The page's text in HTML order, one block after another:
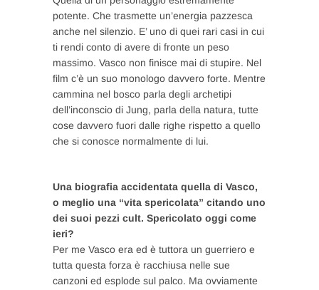
potente. Che trasmette un’energia pazzesca
anche nel silenzio. E’ uno di quei rari casi in cui
ti rendi conto di avere di fronte un peso
massimo. Vasco non finisce mai di stupire. Nel
film c’è un suo monologo davvero forte. Mentre
cammina nel bosco parla degli archetipi
dell’inconscio di Jung, parla della natura, tutte
cose davvero fuori dalle righe rispetto a quello
che si conosce normalmente di lui.
Una biografia accidentata quella di Vasco,
o meglio una “vita spericolata” citando uno
dei suoi pezzi cult. Spericolato oggi come
ieri?
Per me Vasco era ed è tuttora un guerriero e
tutta questa forza è racchiusa nelle sue
canzoni ed esplode sul palco. Ma ovviamente